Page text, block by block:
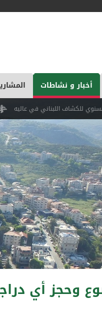
أخبار و نشاطات
في عاليه “بتكة
وحجز أي